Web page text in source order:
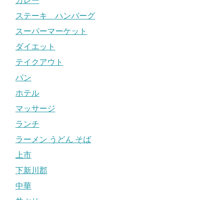
ステーキ ハンバーグ
スーパーマーケット
ダイエット
テイクアウト
パン
ホテル
マッサージ
ランチ
ラーメン うどん そば
上市
下新川郡
中華